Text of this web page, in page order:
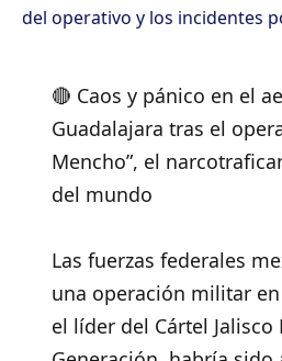
del operativo y los incidentes
🔴 Caos y pánico en el
Guadalajara tras el
Mencho”, el
del mundo
Las fuerzas federales
una operación militar
el líder del Cártel Jalisco